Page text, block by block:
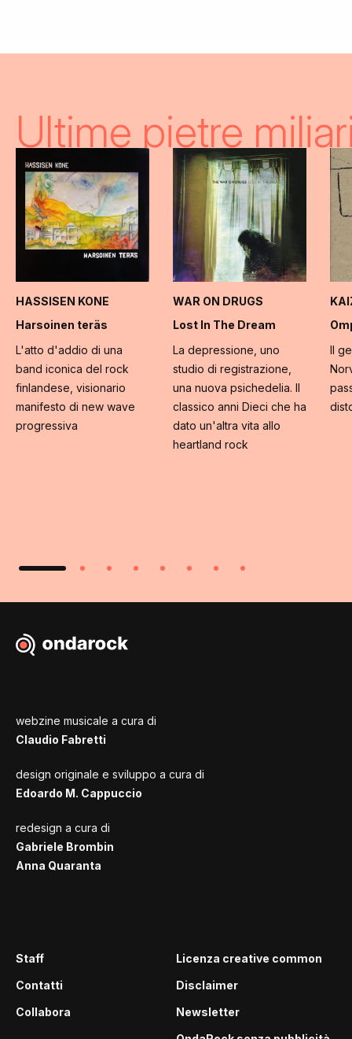
Ultime pietre
HASSISEN KONE
Harsoinen teräs
L'atto d'addio di una
band iconica del rock
finlandese, visionario
manifesto di new wave
progressiva
WAR ON DRUGS
Lost In The Dream
La depressione, uno
studio di registrazione,
una nuova psichedelia. Il
classico anni Dieci che ha
dato un'altra vita allo
heartland rock
Il
webzine musicale a cura di
Claudio Fabretti
design originale e sviluppo a cura di
Edoardo M. Cappuccio
redesign a cura di
Gabriele Brombin
Anna Quaranta
Staff
Contatti
Collabora
Licenza creative common
Disclaimer
Newsletter